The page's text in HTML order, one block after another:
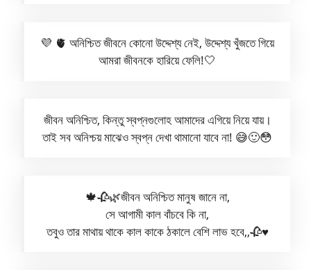
💜 🫀 অনিশ্চিত জীবনে কোনো উদ্দেশ্য নেই, উদ্দেশ্য খুঁজতে গিয়ে
আমরা জীবনকে হারিয়ে ফেলি!🤍
জীবন অনিশ্চিত, কিন্তু স্বপ্নগুলোহ আমাদের এগিয়ে নিয়ে যায়।
তাই সব অনিশ্চয় মাঝেও স্বপ্ন দেখা থামানো যাবে না! 😅🙂😳
🍁🥀🌿জীবন অনিশ্চিত মানুষ জানে না,
সে আগামী কাল বাঁচবে কি না,
তবুও তার মাথায় থাকে কাল কাকে ঠকালে বেশি লাভ হবে,,🥀♥